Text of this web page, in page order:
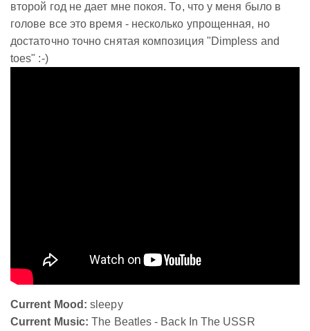
второй год не дает мне покоя. То, что у меня было в
голове все это время - несколько упрощенная, но
достаточно точно снятая композиция "Dimpless and
toes" :-)
Current Mood: sleepy
Current Music: The Beatles - Back In The USSR